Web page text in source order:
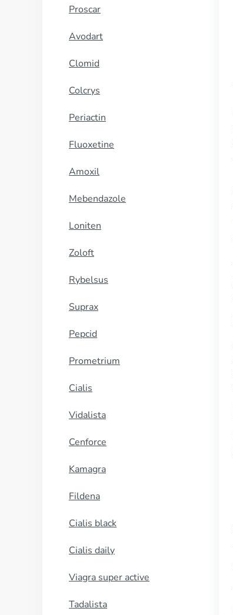
Proscar
Avodart
Clomid
Colcrys
Periactin
Fluoxetine
Amoxil
Mebendazole
Loniten
Zoloft
Rybelsus
Suprax
Pepcid
Prometrium
Cialis
Vidalista
Cenforce
Kamagra
Fildena
Cialis black
Cialis daily
Viagra super active
Tadalista